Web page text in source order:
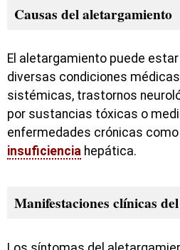
Causas del aletargamiento
El aletargamiento puede
diversas condiciones
sistémicas, trastornos
por sustancias tóxicas o
enfermedades crónicas
insuficiencia hepática.
Manifestaciones clínicas